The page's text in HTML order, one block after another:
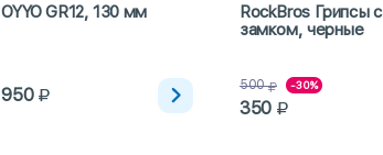
OYYO GR12, 130 мм
950
RockBros Грипсы с
замком, черные
500 -30%
350